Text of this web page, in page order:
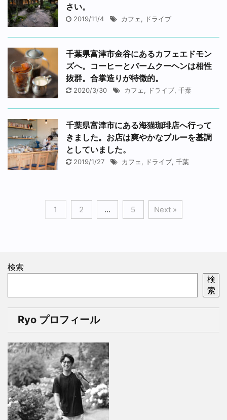
さい。
2019/11/4 カフェ, ドライブ
千葉県富津市金谷にあるカフェエドモン
ズへ。コーヒーとバームクーヘンは相性
抜群。合掌造りが特徴的。
2020/3/30 カフェ, ドライブ, 千葉
千葉県富津市にある海猫珈琲店へ行って
きました。お店は爽やかなブルーを基調
としていました。
2019/1/27 カフェ, ドライブ, 千葉
1 2 … 5 Next »
検索
検
索
Ryo プロフィール